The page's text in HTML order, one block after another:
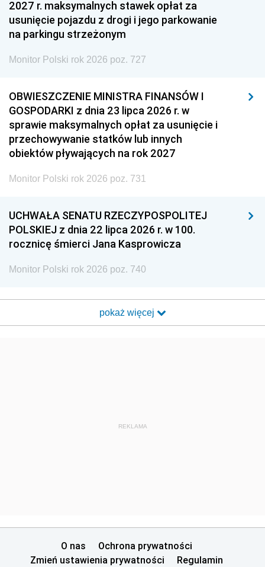
2027 r. maksymalnych stawek opłat za
usunięcie pojazdu z drogi i jego parkowanie
na parkingu strzeżonym
Monitor Polski rok 2026 poz. 727
OBWIESZCZENIE MINISTRA FINANSÓW I
GOSPODARKI z dnia 23 lipca 2026 r. w
sprawie maksymalnych opłat za usunięcie i
przechowywanie statków lub innych
obiektów pływających na rok 2027
Monitor Polski rok 2026 poz. 731
UCHWAŁA SENATU RZECZYPOSPOLITEJ
POLSKIEJ z dnia 22 lipca 2026 r. w 100.
rocznicę śmierci Jana Kasprowicza
Monitor Polski rok 2026 poz. 740
pokaż więcej
REKLAMA
O nas
Ochrona prywatności
Zmień ustawienia prywatności
Regulamin